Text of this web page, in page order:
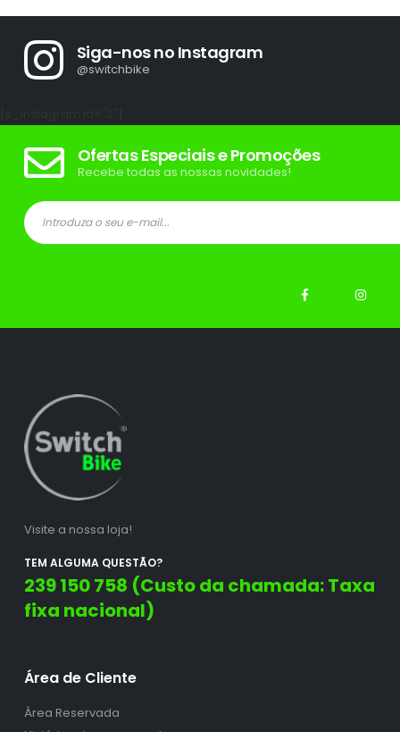
Siga-nos no Instagram
@switchbike
Ofertas Especiais e Promoções
Recebe todas as nossas novidades!
Visite a nossa loja!
TEM ALGUMA QUESTÃO?
239 150 758 (Custo da chamada: Taxa
fixa nacional)
Área de Cliente
Área Reservada